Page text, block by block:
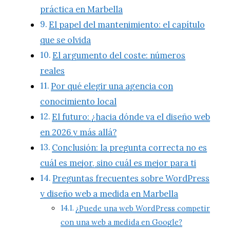
práctica en Marbella
El papel del mantenimiento: el capítulo
que se olvida
El argumento del coste: números
reales
Por qué elegir una agencia con
conocimiento local
El futuro: ¿hacia dónde va el diseño web
en 2026 y más allá?
Conclusión: la pregunta correcta no es
cuál es mejor, sino cuál es mejor para ti
Preguntas frecuentes sobre WordPress
y diseño web a medida en Marbella
¿Puede una web WordPress competir
con una web a medida en Google?